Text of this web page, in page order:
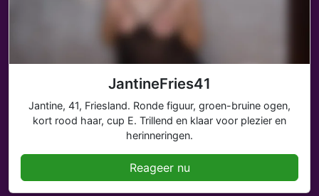
JantineFries41
Jantine, 41, Friesland. Ronde figuur, groen-bruine ogen,
kort rood haar, cup E. Trillend en klaar voor plezier en
herinneringen.
Reageer nu